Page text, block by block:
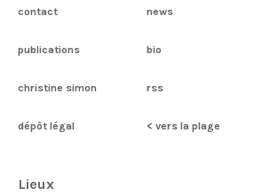
contact news
publications bio
christine simon rss
dépôt légal < vers la plage
Lieux